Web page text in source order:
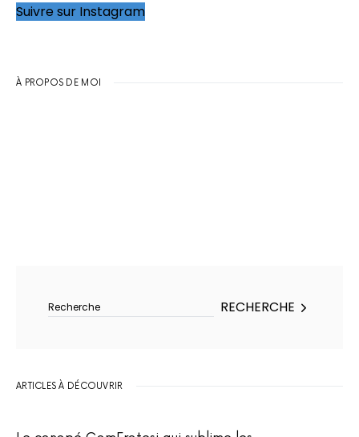
Suivre sur Instagram
À PROPOS DE MOI
RECHERCHE
ARTICLES À DÉCOUVRIR